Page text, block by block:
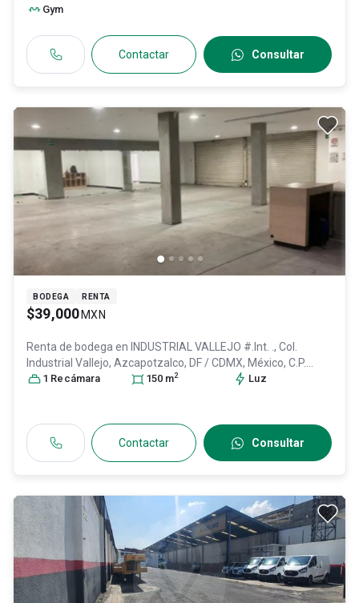
Gym
Contactar Consultar
BODEGA RENTA
$39,000 MXN
Renta de bodega en INDUSTRIAL VALLEJO #.Int. ., Col.
Industrial Vallejo, Azcapotzalco, DF / CDMX, México, C.P.
02300, ID:31024023
1 Recámara 150 m2 Luz
Contactar Consultar